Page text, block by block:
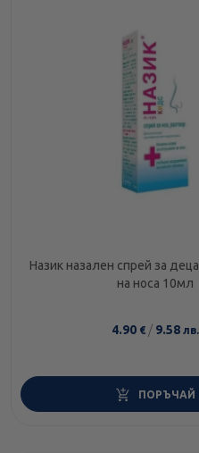
Назик назален спрей за деца за отпушване
на носа 10мл
4.90 € / 9.58 лв.
ПОРЪЧАЙ